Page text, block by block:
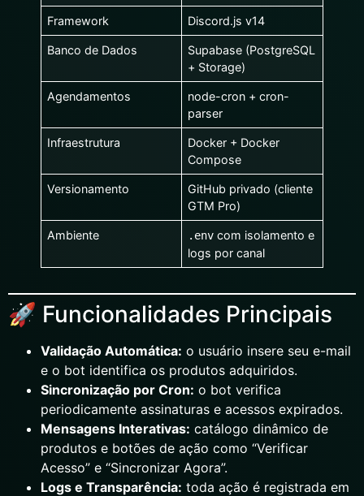
Framework Discord.js v14
Banco de Dados
Supabase (PostgreSQL
+ Storage)
Agendamentos
node-cron + cron-
parser
Infraestrutura
Docker + Docker
Compose
Versionamento
GitHub privado (cliente
GTM Pro)
Ambiente .env com isolamento e
logs por canal
🚀 Funcionalidades Principais
Validação Automática: o usuário insere seu e-mail
e o bot identifica os produtos adquiridos.
Sincronização por Cron: o bot verifica
periodicamente assinaturas e acessos expirados.
Mensagens Interativas: catálogo dinâmico de
produtos e botões de ação como “Verificar
Acesso” e “Sincronizar Agora”.
Logs e Transparência: toda ação é registrada em